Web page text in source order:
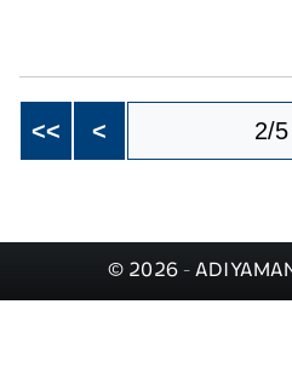
<< < 2/5
© 2026 -